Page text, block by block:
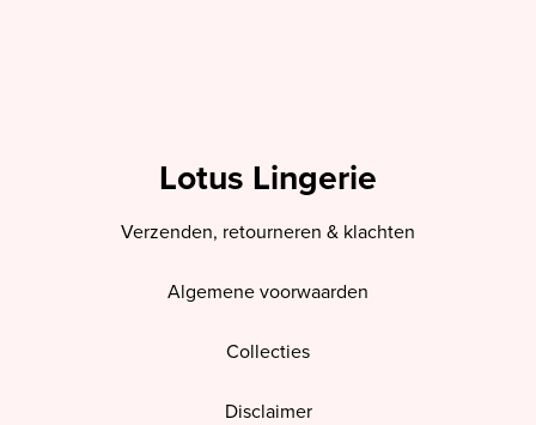
Lotus Lingerie
Verzenden, retourneren & klachten
Algemene voorwaarden
Collecties
Disclaimer